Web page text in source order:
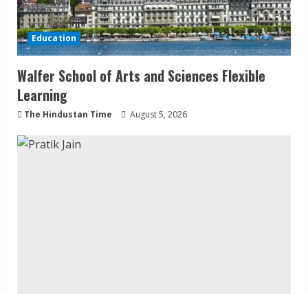
Education
Walfer School of Arts and Sciences Flexible
Learning
The Hindustan Time August 5, 2026